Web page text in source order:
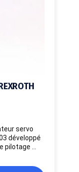
servo
développé
pilotage …